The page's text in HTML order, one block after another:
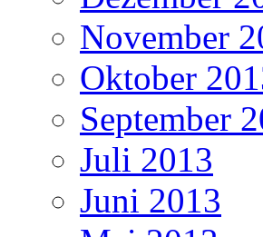
November
Oktober
September
Juli 2013
Juni 2013